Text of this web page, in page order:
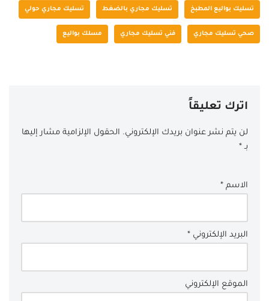
تسليك بواليع المطبخ تسليك مجاري بالضغط تسليك مجاري حولي
صحي تسليك مجاري فني تسليك مجاري مسلك بواليع
اترك تعليقاً
لن يتم نشر عنوان بريدك الإلكتروني. الحقول الإلزامية مشار إليها
بـ *
الاسم *
البريد الإلكتروني *
الموقع الإلكتروني